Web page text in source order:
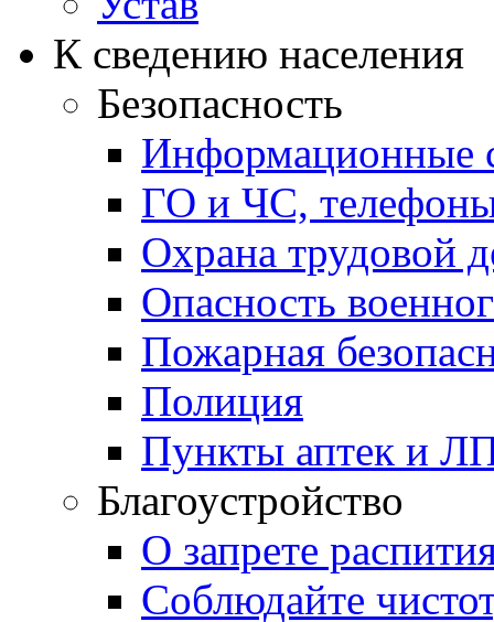
К сведению населения
Безопасность
Информационные
ГО и ЧС,
Охрана трудовой
Опасность
Пожарная
Полиция
Пункты аптек и
Благоустройство
О запрете
Соблюдайте